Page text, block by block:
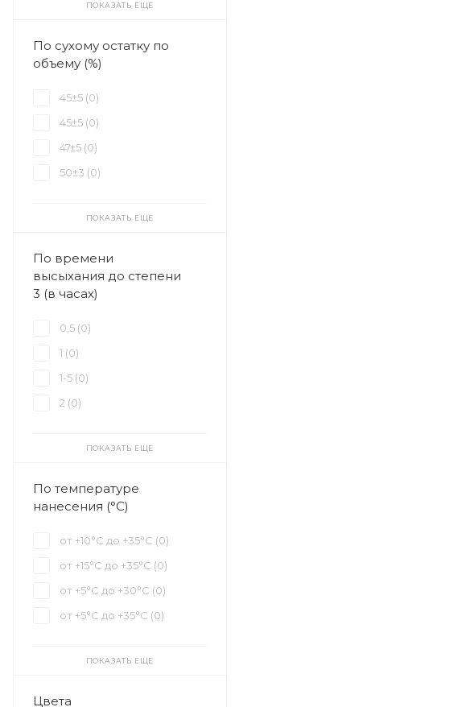
ПОКАЗАТЬ ЕЩЕ
По сухому остатку по
объему (%)
45±5 (0)
45±5 (0)
47±5 (0)
50±3 (0)
ПОКАЗАТЬ ЕЩЕ
По времени
высыхания до степени
3 (в часах)
0,5 (0)
1 (0)
1-5 (0)
2 (0)
ПОКАЗАТЬ ЕЩЕ
По температуре
нанесения (°С)
от +10°С до +35°С (0)
от +15°С до +35°С (0)
от +5°С до +30°С (0)
от +5°С до +35°С (0)
ПОКАЗАТЬ ЕЩЕ
Цвета